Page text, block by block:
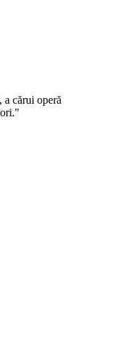
a cărui operă
"